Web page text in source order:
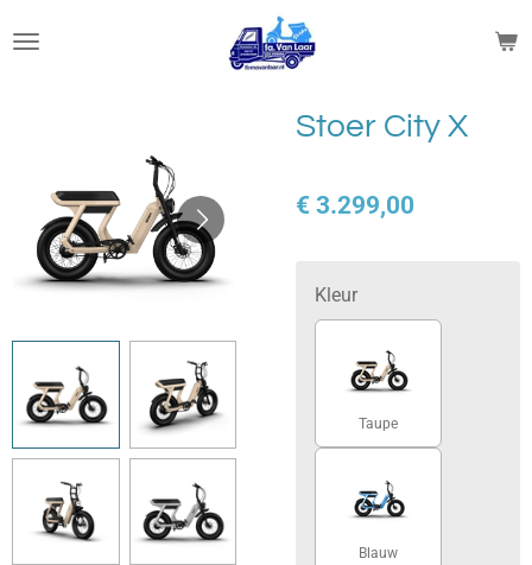
direct
Stoer City X
€ 3.299,00
Kleur
Taupe
Blauw